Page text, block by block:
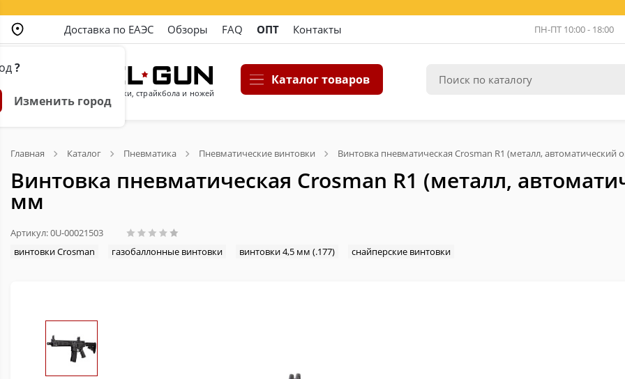
?
Изменить город
Доставка по ЕАЭС Обзоры FAQ ОПТ Контакты ПН-ПТ 10:00 - 18:00
Магазин пневматики, страйкбола и ножей
Каталог товаров
Главная Каталог Пневматика Пневматические винтовки Винтовка пневматическая Crosman R1 (металл, автоматический
Винтовка пневматическая Crosman R1 (металл,
мм
Артикул: 0U-00021503
винтовки Crosman
газобаллонные винтовки винтовки 4,5 мм (.177) снайперские винтовки